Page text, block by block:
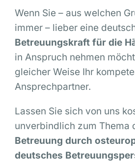
Wenn Sie – aus welchen
immer – lieber eine
Betreuungskraft für die
in Anspruch nehmen
gleicher Weise Ihr
Ansprechpartner.
Lassen Sie sich von uns
unverbindlich zum Thema
Betreuung durch
deutsches